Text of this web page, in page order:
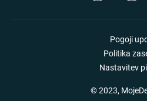
Pogoji
Politika
Nastavitev
© 2023,